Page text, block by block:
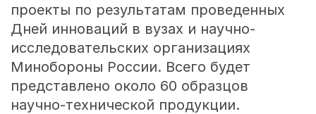
проекты по результатам проведенных
Дней инноваций в вузах и научно-
исследовательских организациях
Минобороны России. Всего будет
представлено около 60 образцов
научно-технической продукции.